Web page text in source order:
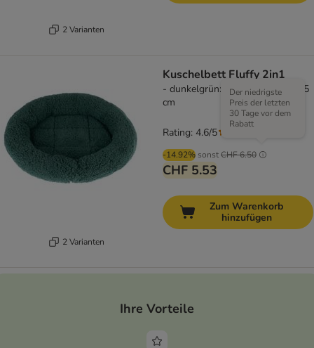
2 Varianten
2 Varianten
Kuschelbett Fluffy 2in1
- dunkelgrün: L 50 x B 42 x H 7,5
cm
-14.92% sonstCHF 6.50
Der niedrigste
Preis der letzten
30 Tage vor dem
Rabatt
CHF 5.53
Rating: 4.6/5
Zum Warenkorb
hinzufügen
Ihre Vorteile